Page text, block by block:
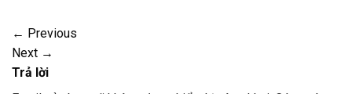
← Previous
Next →
Trả lời